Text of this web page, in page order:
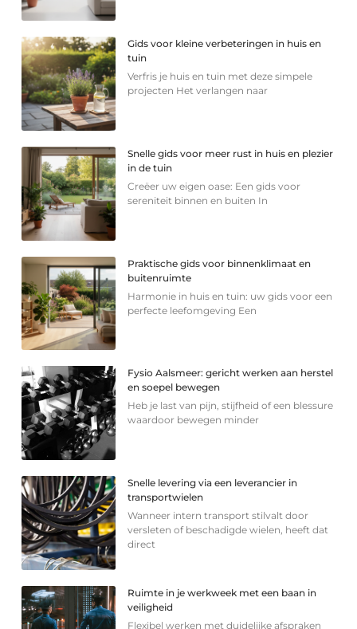
Gids voor kleine verbeteringen in huis en
tuin
Verfris je huis en tuin met deze simpele
projecten Het verlangen naar
Snelle gids voor meer rust in huis en plezier
in de tuin
Creëer uw eigen oase: Een gids voor
sereniteit binnen en buiten In
Praktische gids voor binnenklimaat en
buitenruimte
Harmonie in huis en tuin: uw gids voor een
perfecte leefomgeving Een
Fysio Aalsmeer: gericht werken aan herstel
en soepel bewegen
Heb je last van pijn, stijfheid of een blessure
waardoor bewegen minder
Snelle levering via een leverancier in
transportwielen
Wanneer intern transport stilvalt door
versleten of beschadigde wielen, heeft dat
direct
Ruimte in je werkweek met een baan in
veiligheid
Flexibel werken met duidelijke afspraken